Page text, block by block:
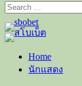
Search
for:
Home
นักแสดง